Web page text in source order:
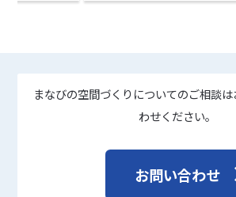
まなびの空間づくりについてのご相談
わせください。
お問い合わせ